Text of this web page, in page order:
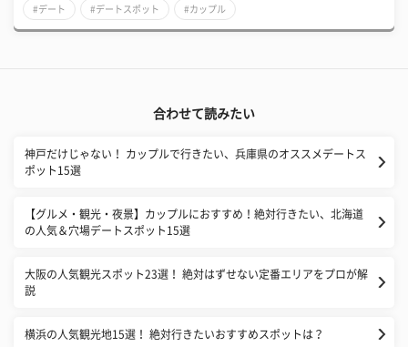
#デート #デートスポット #カップル
合わせて読みたい
神戸だけじゃない！ カップルで行きたい、兵庫県のオススメデートス
ポット15選
【グルメ・観光・夜景】カップルにおすすめ！絶対行きたい、北海道
の人気＆穴場デートスポット15選
大阪の人気観光スポット23選！ 絶対はずせない定番エリアをプロが解
説
横浜の人気観光地15選！ 絶対行きたいおすすめスポットは？